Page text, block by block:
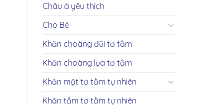
Châu á yêu thích
Cho Bé
Khăn choàng đũi tơ tằm
Khăn choàng lụa tơ tằm
Khăn mặt tơ tằm tự nhiên
Khăn tắm tơ tằm tự nhiên